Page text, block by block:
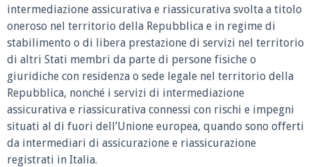
intermediazione assicurativa e riassicurativa svolta a titolo
oneroso nel territorio della Repubblica e in regime di
stabilimento o di libera prestazione di servizi nel territorio
di altri Stati membri da parte di persone fisiche o
giuridiche con residenza o sede legale nel territorio della
Repubblica, nonché i servizi di intermediazione
assicurativa e riassicurativa connessi con rischi e impegni
situati al di fuori dell’Unione europea, quando sono offerti
da intermediari di assicurazione e riassicurazione
registrati in Italia.